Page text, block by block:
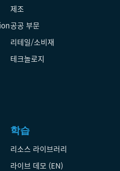
제조
공공 부문
리테일/소비재
테크놀로지
학습
리소스 라이브러리
라이브 데모 (EN)